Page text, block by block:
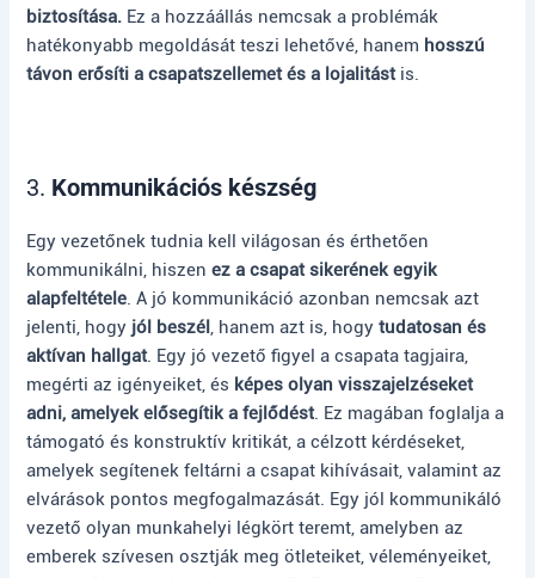
biztosítása. Ez a hozzáállás nemcsak a problémák
hatékonyabb megoldását teszi lehetővé, hanem hosszú
távon erősíti a csapatszellemet és a lojalitástis.
3. Kommunikációs készség
Egy vezetőnek tudnia kell világosan és érthetően
kommunikálni, hiszenez a csapat sikerének egyik
alapfeltétele. A jó kommunikáció azonban nemcsak azt
jelenti, hogy jól beszél, hanem azt is, hogytudatosan és
aktívan hallgat. Egy jó vezető figyel a csapata tagjaira,
megérti az igényeiket, és képes olyan visszajelzéseket
adni, amelyek elősegítik a fejlődést. Ez magában foglalja a
támogató és konstruktív kritikát, a célzott kérdéseket,
amelyek segítenek feltárni a csapat kihívásait, valamint az
elvárások pontos megfogalmazását. Egy jól kommunikáló
vezető olyan munkahelyi légkört teremt, amelyben az
emberek szívesen osztják meg ötleteiket, véleményeiket,